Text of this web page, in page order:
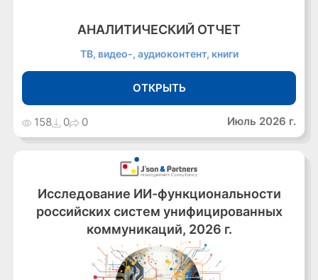
АНАЛИТИЧЕСКИЙ ОТЧЕТ
ТВ, видео-, аудиоконтент, книги
ОТКРЫТЬ
158 0 0 Июль 2026 г.
Исследование ИИ-функциональности
российских систем унифицированных
коммуникаций, 2026 г.